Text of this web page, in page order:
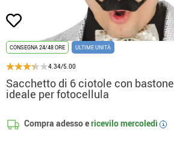
CONSEGNA 24/48 ORE ULTIME UNITÀ
4.34/5.00
Sacchetto di 6 ciotole con bastone
ideale per fotocellula
Compra adesso ericevilomercoledì i